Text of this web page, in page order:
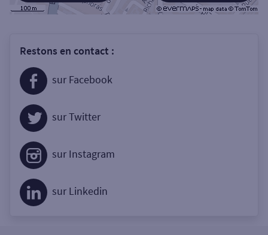
Restons en contact :
sur Facebook
sur Twitter
sur Instagram
sur Linkedin